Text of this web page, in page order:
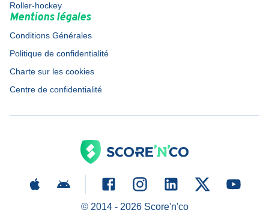
Roller-hockey
Mentions légales
Conditions Générales
Politique de confidentialité
Charte sur les cookies
Centre de confidentialité
© 2014 - 2026Score'n'co